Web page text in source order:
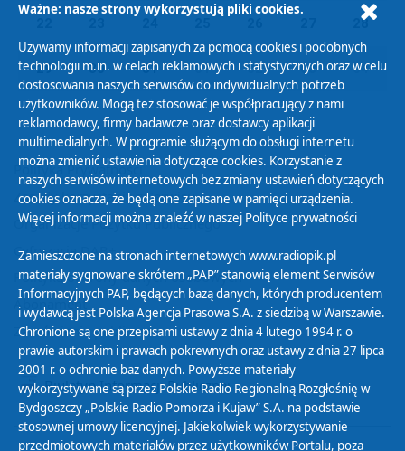
28
29 30 31 01 02 03 04
Polityka Prywatności
Zasady korzystania z Serwisu
Organizacje Pożytku Publicznego
Cyfryzacja DAB+
Polityka ochrony danych osobowych
Abonament
Zamówienia publiczne
Biuletyn Informacji Publicznej
Ważne: nasze strony wykorzystują pliki cookies.
Używamy informacji zapisanych za pomocą cookies i podobnych
technologii m.in. w celach reklamowych i statystycznych oraz w celu
dostosowania naszych serwisów do indywidualnych potrzeb
użytkowników. Mogą też stosować je współpracujący z nami
reklamodawcy, firmy badawcze oraz dostawcy aplikacji
multimedialnych. W programie służącym do obsługi internetu
można zmienić ustawienia dotyczące cookies. Korzystanie z
naszych serwisów internetowych bez zmiany ustawień dotyczących
cookies oznacza, że będą one zapisane w pamięci urządzenia.
Więcej informacji można znaleźć w naszej Polityce prywatności
Zamieszczone na stronach internetowych www.radiopik.pl
materiały sygnowane skrótem „PAP” stanowią element Serwisów
Informacyjnych PAP, będących bazą danych, których producentem
i wydawcą jest Polska Agencja Prasowa S.A. z siedzibą w Warszawie.
Chronione są one przepisami ustawy z dnia 4 lutego 1994 r. o
prawie autorskim i prawach pokrewnych oraz ustawy z dnia 27 lipca
2001 r. o ochronie baz danych. Powyższe materiały
wykorzystywane są przez Polskie Radio Regionalną Rozgłośnię w
Bydgoszczy „Polskie Radio Pomorza i Kujaw” S.A. na podstawie
stosownej umowy licencyjnej. Jakiekolwiek wykorzystywanie
przedmiotowych materiałów przez użytkowników Portalu, poza